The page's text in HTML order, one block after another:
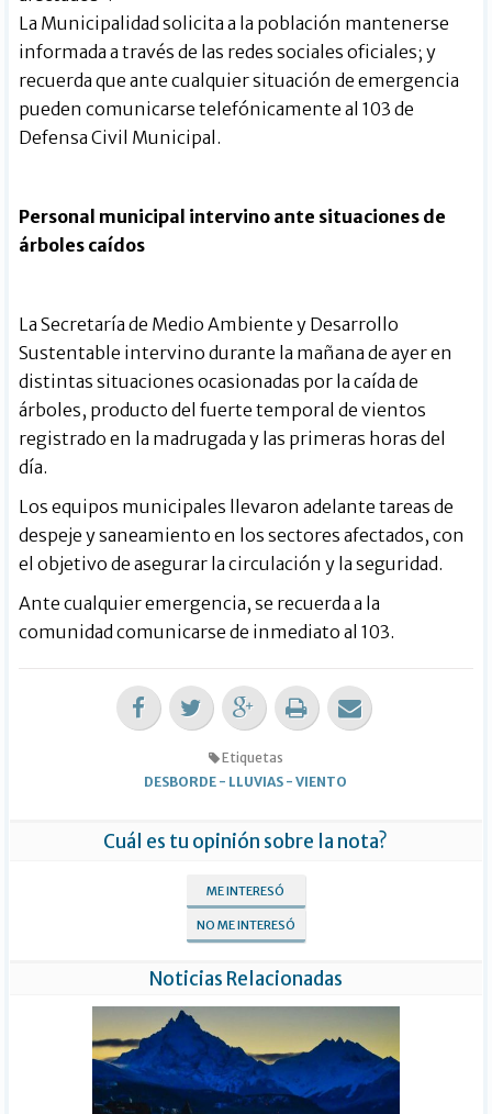
La Municipalidad solicita a la población mantenerse
informada a través de las redes sociales oficiales; y
recuerda que ante cualquier situación de emergencia
pueden comunicarse telefónicamente al 103 de
Defensa Civil Municipal.
Personal municipal intervino ante situaciones de
árboles caídos
La Secretaría de Medio Ambiente y Desarrollo
Sustentable intervino durante la mañana de ayer en
distintas situaciones ocasionadas por la caída de
árboles, producto del fuerte temporal de vientos
registrado en la madrugada y las primeras horas del
día.
Los equipos municipales llevaron adelante tareas de
despeje y saneamiento en los sectores afectados, con
el objetivo de asegurar la circulación y la seguridad.
Ante cualquier emergencia, se recuerda a la
comunidad comunicarse de inmediato al 103.
Etiquetas
DESBORDE - LLUVIAS -VIENTO
Cuál es tu opinión sobre la nota?
ME INTERESÓ
NO ME INTERESÓ
Noticias Relacionadas